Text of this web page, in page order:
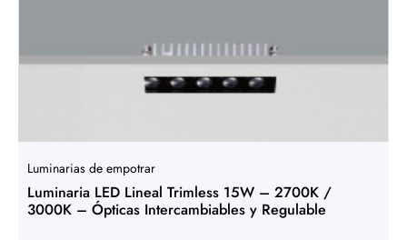
Luminarias de empotrar
Luminaria LED Lineal Trimless 15W – 2700K /
3000K – Ópticas Intercambiables y Regulable